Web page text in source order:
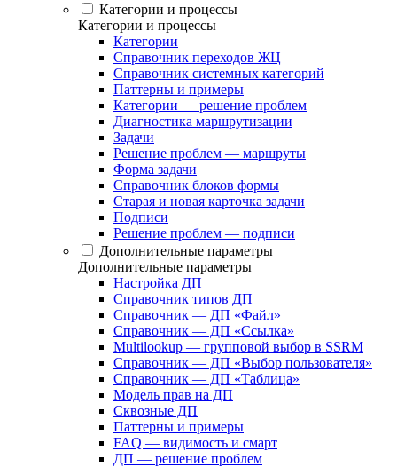
Категории и процессы
Категории и процессы
Категории
Справочник переходов ЖЦ
Справочник системных категорий
Паттерны и примеры
Категории — решение проблем
Диагностика маршрутизации
Задачи
Решение проблем — маршруты
Форма задачи
Справочник блоков формы
Старая и новая карточка задачи
Подписи
Решение проблем — подписи
Дополнительные параметры
Дополнительные параметры
Настройка ДП
Справочник типов ДП
Справочник — ДП «Файл»
Справочник — ДП «Ссылка»
Multilookup — групповой выбор в SSRM
Справочник — ДП «Выбор пользователя»
Справочник — ДП «Таблица»
Модель прав на ДП
Сквозные ДП
Паттерны и примеры
FAQ — видимость и смарт
ДП — решение проблем